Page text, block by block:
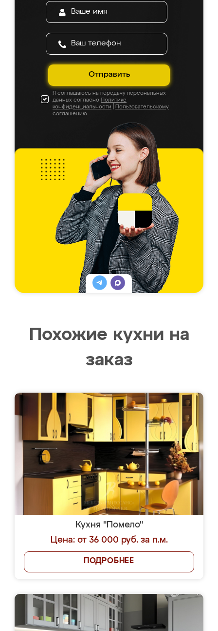
Отправить
Я соглашаюсь на передачу персональных
данных согласно Политике
конфиденциальности
Пользовательскому
соглашению
Похожие кухни на
заказ
Кухня "Помело"
Цена: от 36 000 руб. за п.м.
ПОДРОБНЕЕ